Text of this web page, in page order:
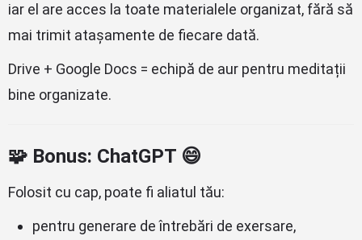
iar el are acces la toate materialele organizat, fără să
mai trimit atașamente de fiecare dată.
Drive + Google Docs = echipă de aur pentru meditații
bine organizate.
🧩 Bonus: ChatGPT 😄
Folosit cu cap, poate fi aliatul tău:
pentru generare de întrebări de exersare,